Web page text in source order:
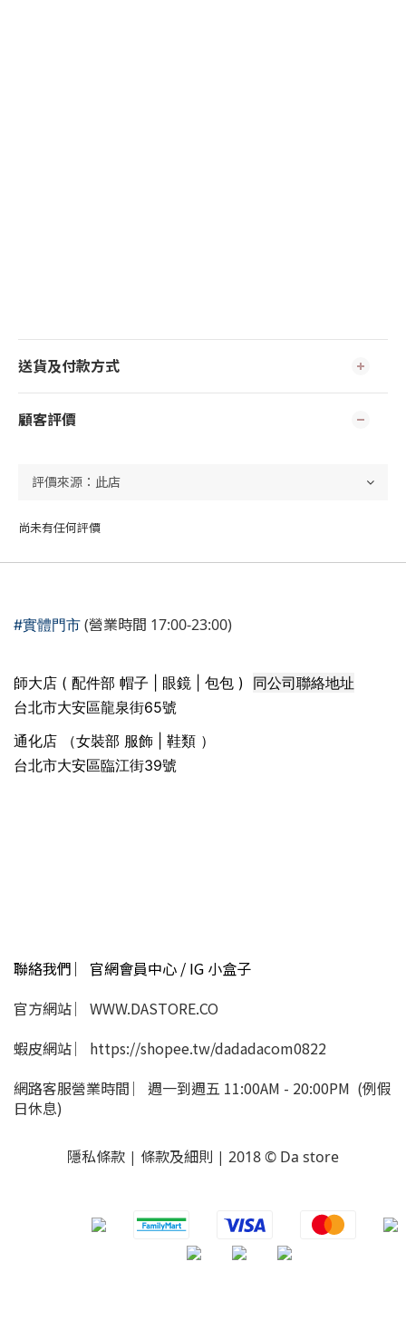
送貨及付款方式
顧客評價
尚未有任何評價
#實體門市 (營業時間 17:00-23:00)
師大店 ( 配件部 帽子 | 眼鏡 | 包包 ) 同公司聯絡地址
台北市大安區龍泉街65號
通化店 （女裝部 服飾 | 鞋類 ）
台北市大安區臨江街39號
聯絡我們 ︳官網會員中心 / IG 小盒子
官方網站 ︳WWW.DASTORE.CO
蝦皮網站 ︳https://shopee.tw/dadadacom0822
網路客服營業時間 ︳週一到週五 11:00AM - 20:00PM (例假
日休息)
隱私條款 | 條款及細則 | 2018 © Da store